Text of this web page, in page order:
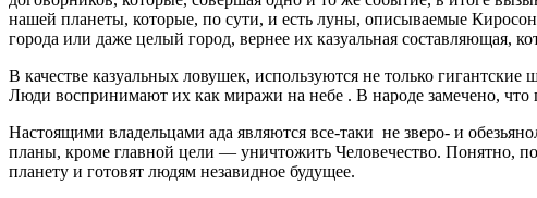
нашей планеты, которые, по сути, и есть луны, описываемые
города или даже целый город, вернее их казуальная составляющая,
В качестве казуальных ловушек, используются не только
Люди воспринимают их как миражи на небе . В народе замечено,
Настоящими владельцами ада являются все-таки не зверо- и
планы, кроме главной цели — уничтожить Человечество. Понятно,
планету и готовят людям незавидное будущее.